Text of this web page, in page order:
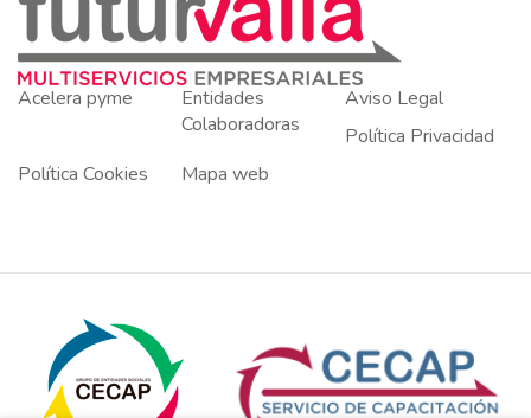
Acelera pyme
Entidades
Colaboradoras
Aviso Legal
Política Privacidad
Política Cookies
Mapa web